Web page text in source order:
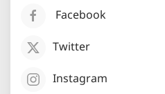
Facebook
Twitter
Instagram